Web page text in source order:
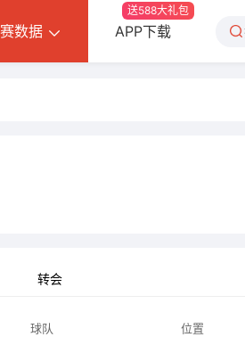
数据 APP下载
送588大礼包
转会
球队 位置